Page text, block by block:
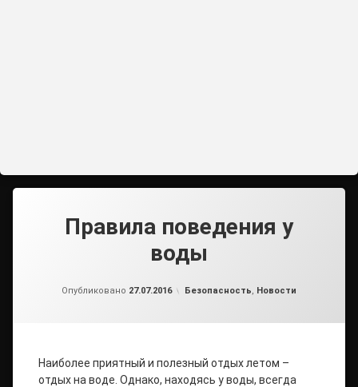
Правила поведения у
воды
Опубликовано 27.07.2016 Рубрики:
Безопасность, Новости
Наиболее приятный и полезный отдых летом –
отдых на воде. Однако, находясь у воды, всегда